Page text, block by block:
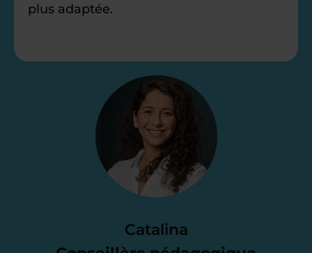
Catalina
plus adaptée.
Étape 2
Je vous envoie une
proposition
d’accompagnement
parfait. À partir de maintenant nous
nous occupons de tout.